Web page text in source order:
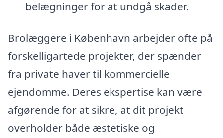
belægninger for at undgå skader.
Brolæggere i København arbejder ofte på
forskelligartede projekter, der spænder
fra private haver til kommercielle
ejendomme. Deres ekspertise kan være
afgørende for at sikre, at dit projekt
overholder både æstetiske og